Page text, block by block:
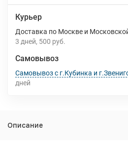
Курьер
Доставка по Москве и
3 дней 500 руб.
Самовывоз
Самовывоз с г.Кубинка и
дней
Описание